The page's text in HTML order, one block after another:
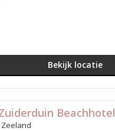
Bekijk locatie
Beachhotel